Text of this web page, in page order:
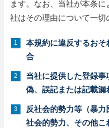
ます。なお、当社が本条
社はその理由について一切
本規約に違反するお
合
当社に提供した登録
偽、誤記または記載漏
反社会的勢力等（暴
社会的勢力、その他こ